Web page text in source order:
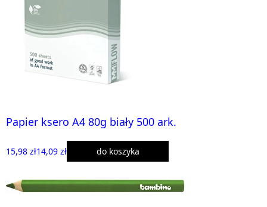
Papier ksero A4 80g biały 500 ark.
15,98 zł14,09 zł do koszyka